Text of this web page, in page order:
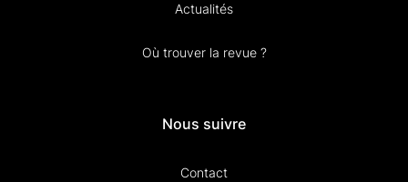
Actualités
Où trouver la revue ?
Nous suivre
Contact